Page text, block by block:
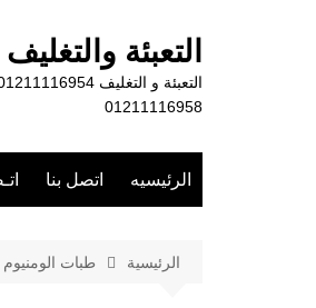
التعبئة والتغليف
01211116958
الرئيسيه اتصل بنا
الرئيسية طبات